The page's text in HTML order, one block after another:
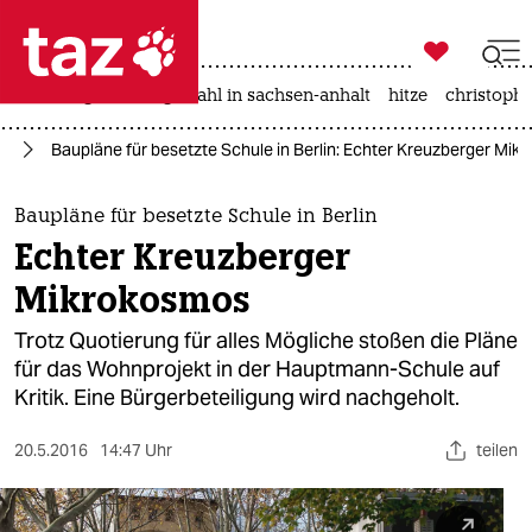
 taz zahl ich
taz zahl ich
themen
politik
öko
gesellschaft
sport

taz zahl ich
landtagswahl in sachsen-anhalt hitze
Baupläne für besetzte Schule in Berlin: Echter Kreuzberger
Baupläne für besetzte Schule in Berlin
Echter Kreuzberger
Mikrokosmos
Trotz Quotierung für alles Mögliche stoßen die Pläne
für das Wohnprojekt in der Hauptmann-Schule auf
Kritik. Eine Bürgerbeteiligung wird nachgeholt.
20.5.2016 14:47 Uhr teilen